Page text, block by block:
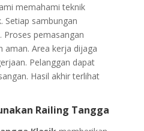
memahami teknik
Setiap sambungan
Proses pemasangan
aman. Area kerja dijaga
Pelanggan dapat
Hasil akhir terlihat
Railing Tangga